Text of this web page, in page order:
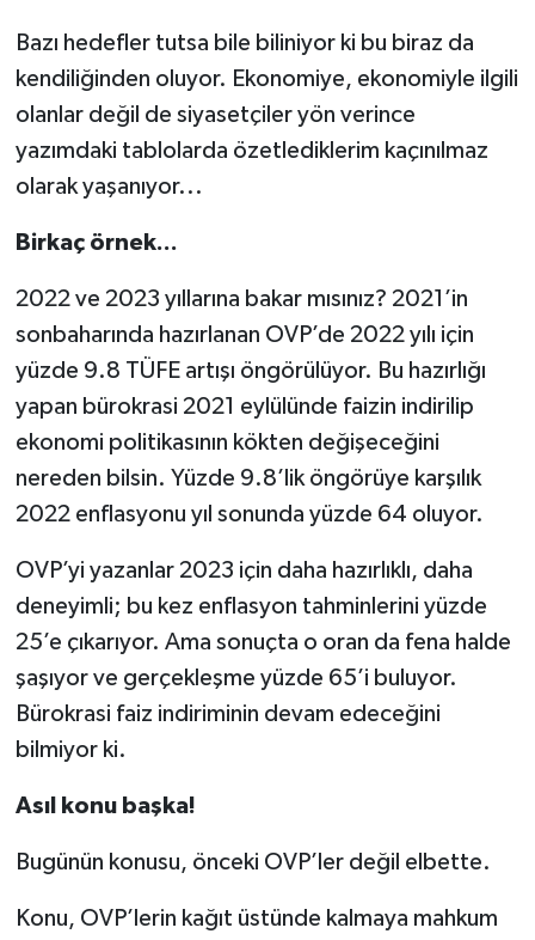
Bazı hedefler tutsa bile biliniyor ki bu biraz da
kendiliğinden oluyor. Ekonomiye, ekonomiyle ilgili
olanlar değil de siyasetçiler yön verince
yazımdaki tablolarda özetlediklerim kaçınılmaz
olarak yaşanıyor...
Birkaç örnek...
2022 ve 2023 yıllarına bakar mısınız? 2021’in
sonbaharında hazırlanan OVP’de 2022 yılı için
yüzde 9.8 TÜFE artışı öngörülüyor. Bu hazırlığı
yapan bürokrasi 2021 eylülünde faizin indirilip
ekonomi politikasının kökten değişeceğini
nereden bilsin. Yüzde 9.8’lik öngörüye karşılık
2022 enflasyonu yıl sonunda yüzde 64 oluyor.
OVP’yi yazanlar 2023 için daha hazırlıklı, daha
deneyimli; bu kez enflasyon tahminlerini yüzde
25’e çıkarıyor. Ama sonuçta o oran da fena halde
şaşıyor ve gerçekleşme yüzde 65’i buluyor.
Bürokrasi faiz indiriminin devam edeceğini
bilmiyor ki.
Asıl konu başka!
Bugünün konusu, önceki OVP’ler değil elbette.
Konu, OVP’lerin kağıt üstünde kalmaya mahkum